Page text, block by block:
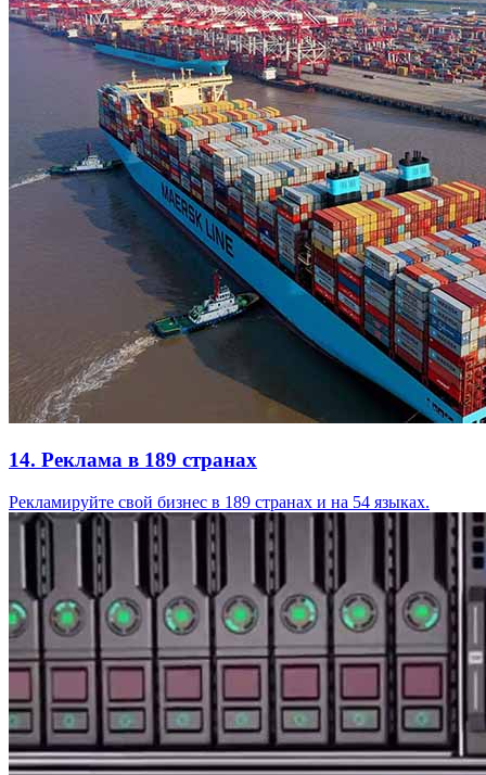
14. Реклама в 189 странах
Рекламируйте свой бизнес в 189 странах и на 54 языках.